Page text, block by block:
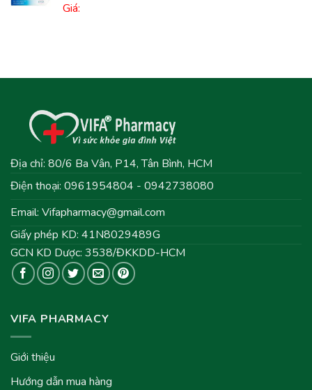
Giá:
Địa chỉ: 80/6 Ba Vân, P14, Tân Bình, HCM
Điện thoại: 0961954804 - 0942738080
Email: Vifapharmacy@gmail.com
Giấy phép KD: 41N8029489G
GCN KD Dược: 3538/ĐKKDD-HCM
VIFA PHARMACY
Giới thiệu
Hướng dẫn mua hàng